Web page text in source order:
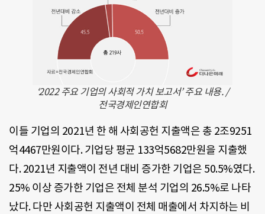
‘2022 주요 기업의 사회적 가치 보고서’ 주요 내용. /
전국경제인연합회
이들 기업의 2021년 한 해 사회공헌 지출액은 총 2조9251
억4467만원이다. 기업당 평균 133억5682만원을 지출했
다. 2021년 지출액이 전년 대비 증가한 기업은 50.5%였다.
25% 이상 증가한 기업은 전체 분석 기업의 26.5%로 나타
났다. 다만 사회공헌 지출액이 전체 매출에서 차지하는 비